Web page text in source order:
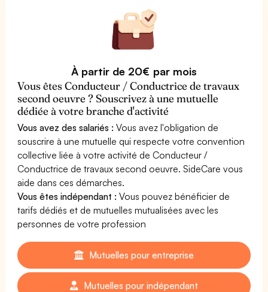
À partir de 20€ par mois
Vous êtes Conducteur / Conductrice de travaux
second oeuvre ? Souscrivez à une mutuelle
dédiée à votre branche d'activité
Vous avez des salariés : Vous avez l'obligation de
souscrire à une mutuelle qui respecte votre convention
collective liée à votre activité de Conducteur /
Conductrice de travaux second oeuvre. SideCare vous
aide dans ces démarches.
Vous êtes indépendant : Vous pouvez bénéficier de
tarifs dédiés et de mutuelles mutualisées avec les
personnes de votre profession
Mutuelles pour entreprise
Mutuelles pour indépendant